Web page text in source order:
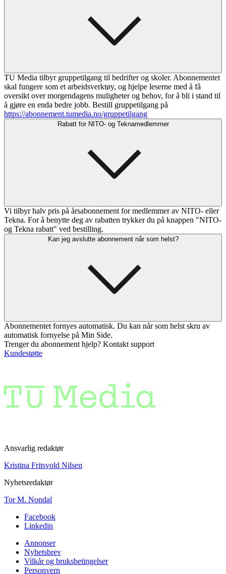
TU Media tilbyr gruppetilgang til bedrifter og skoler. Abonnementet
skal fungere som et arbeidsverktøy, og hjelpe leserne med å få
oversikt over morgendagens muligheter og behov, for å bli i stand til
å gjøre en enda bedre jobb. Bestill gruppetilgang på
https://abonnement.tumedia.no/gruppetilgang
Rabatt for NITO- og Teknamedlemmer
Vi tilbyr halv pris på årsabonnement for medlemmer av NITO- eller
Tekna. For å benytte deg av rabatten trykker du på knappen "NITO-
og Tekna rabatt" ved bestilling.
Kan jeg avslutte abonnement når som helst?
Abonnementet fornyes automatisk. Du kan når som helst skru av
automatisk fornyelse på Min Side.
Trenger du abonnement hjelp? Kontakt support
Kundestøtte
Ansvarlig redaktør
Kristina Fritsvold Nilsen
Nyhetsredaktør
Tor M. Nondal
Facebook
Linkedin
Annonser
Nyhetsbrev
Vilkår og bruksbetingelser
Personvern